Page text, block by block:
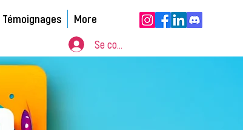
Témoignages More
Se connecter